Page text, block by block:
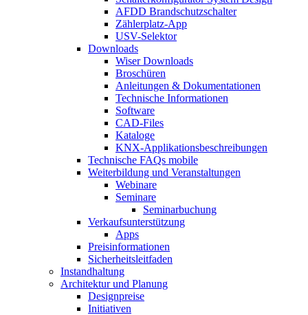
AFDD Brandschutzschalter
Zählerplatz-App
USV-Selektor
Downloads
Wiser Downloads
Broschüren
Anleitungen & Dokumentationen
Technische Informationen
Software
CAD-Files
Kataloge
KNX-Applikationsbeschreibungen
Technische FAQs mobile
Weiterbildung und Veranstaltungen
Webinare
Seminare
Seminarbuchung
Verkaufsunterstützung
Apps
Preisinformationen
Sicherheitsleitfaden
Instandhaltung
Architektur und Planung
Designpreise
Initiativen